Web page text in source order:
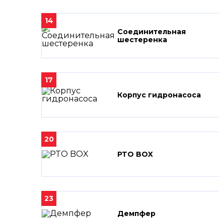
14
Соединительная
шестеренка
17
Корпус гидронасоса
20
PTO BOX
23
Демпфер